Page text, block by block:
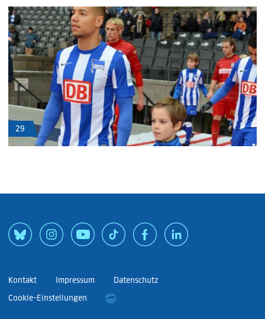
29
Kontakt Impressum
Datenschutz
Cookie-Einstellungen